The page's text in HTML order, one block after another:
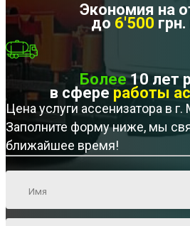
Экономия на
до 6'500
Более10 лет
в сфере работы
Цена услуги ассенизатора в г.
Заполните форму ниже, мы
ближайшее время!